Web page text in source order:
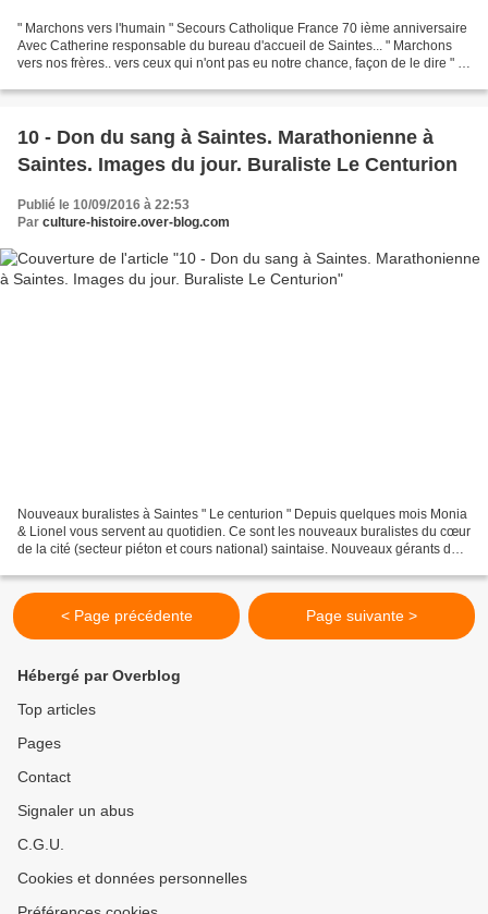
" Marchons vers l'humain " Secours Catholique France 70 ième anniversaire
Avec Catherine responsable du bureau d'accueil de Saintes... " Marchons
vers nos frères.. vers ceux qui n'ont pas eu notre chance, façon de le dire " "
10 - Don du sang à Saintes. Marathonienne à
Saintes. Images du jour. Buraliste Le Centurion
Publié le 10/09/2016 à 22:53
Par culture-histoire.over-blog.com
Nouveaux buralistes à Saintes " Le centurion " Depuis quelques mois Monia
& Lionel vous servent au quotidien. Ce sont les nouveaux buralistes du cœur
de la cité (secteur piéton et cours national) saintaise. Nouveaux gérants du
< Page précédente Page suivante >
Hébergé par Overblog
Top articles
Pages
Contact
Signaler un abus
C.G.U.
Cookies et données personnelles